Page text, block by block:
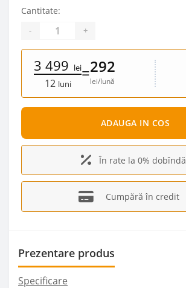
Cantitate:
- +
3 499 lei
12 luni
=292
lei/lună
ADAUGA IN COS
În rate la 0% dobîndă
Cumpără în credit
Prezentare produs
Specificare